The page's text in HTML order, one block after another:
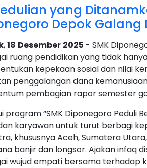
yang
Depok
,18 Desember 2025 - SMK
ruang pendidikan yang tidak
kepekaan sosial dan nilai
penggalangan dana
pembagian rapor semester
program “SMK Diponegoro Peduli
karyawan untuk turut berbagi
khususnya Aceh, Sumatera
banjir dan longsor. Ajakan infaq
wujud empati bersama terhadap